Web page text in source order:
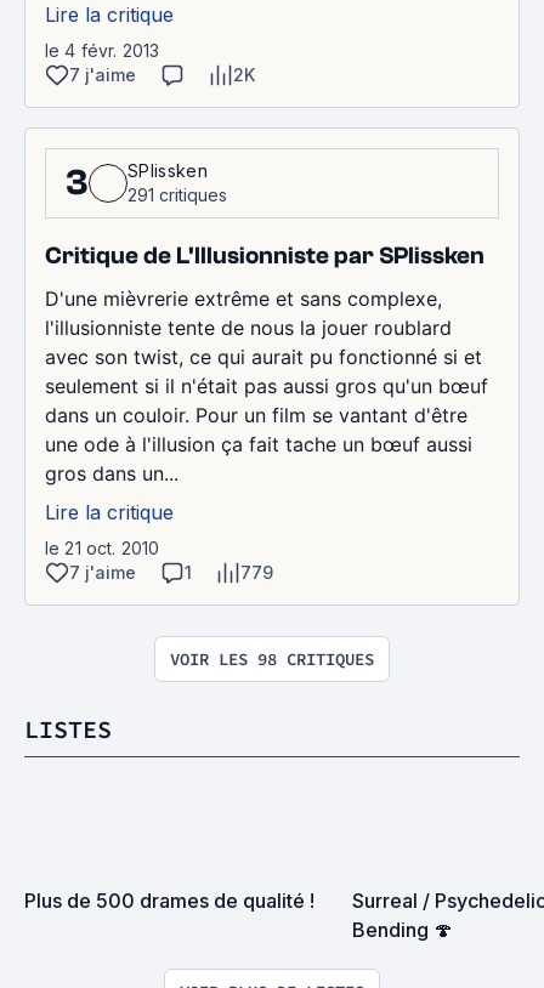
Lire la critique
le 4 févr. 2013
7 j'aime
2K
3
SPlissken
291 critiques
Critique de L'Illusionniste par SPlissken
D'une mièvrerie extrême et sans complexe,
l'illusionniste tente de nous la jouer roublard
avec son twist, ce qui aurait pu fonctionné si et
seulement si il n'était pas aussi gros qu'un bœuf
dans un couloir. Pour un film se vantant d'être
une ode à l'illusion ça fait tache un bœuf aussi
gros dans un...
Lire la critique
le 21 oct. 2010
7 j'aime
1 779
VOIR LES 98 CRITIQUES
LISTES
Plus de 500 drames de qualité !
Surreal /
Bending 🍄